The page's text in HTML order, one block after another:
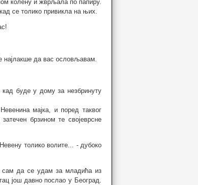
колену и жврљала по папиру.
се толико привикла на њих.
најлакше да вас ословљавам.
буде у дому за незбринуту
мајка, и поред таквог
брзином те својеврсне
толико волите... - дубоко
сам да се удам за младића из
још давно послао у Београд.